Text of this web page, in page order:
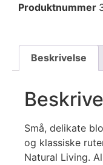
Produktnummer
Beskrivelse
Små, delikate
og klassiske
Natural Living.